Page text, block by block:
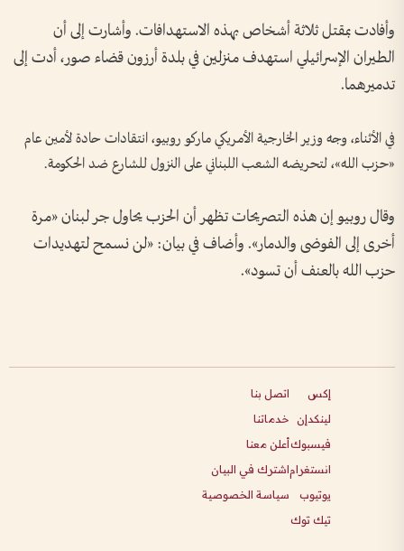
وأفادت بمقتل ثلاثة أشخاص بهذه الاستهدافات. وأشارت إلى أن
الطيران الإسرائيلي استهدف منزلين في بلدة أرزون قضاء صور، أدت إلى
تدميرهما.
في الأثناء، وجه وزير الخارجية الأمريكي ماركو روبيو، انتقادات حادة لأمين عام
«حزب الله»، لتحريضه الشعب اللبناني على النزول للشارع ضد الحكومة.
وقال روبيو إن هذه التصريحات تظهر أن الحزب يحاول جر لبنان «مرة
أخرى إلى الفوضى والدمار». وأضاف في بيان: «لن نسمح لتهديدات
حزب الله بالعنف أن تسود».
إكس
لينكدإن
فيسبوك
انستغرام
يوتيوب
تيك توك
اتصل بنا
خدماتنا
أعلن معنا
اشترك في البيان
سياسة الخصوصية